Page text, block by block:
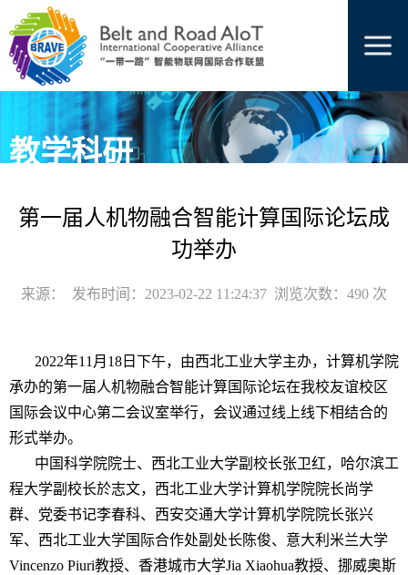
教学科研
第一届人机物融合智能计算国际论坛成
功举办
来源： 发布时间：2023-02-22 11:24:37 浏览次数： 490 次
2022年11 月 18 日下午，由西北工业大学主办，计算机学院
承办的第一届人机物融合智能计算国际论坛在我校友谊校区
国际会议中心第二会议室举行，会议通过线上线下相结合的
形式举办。
中国科学院院士、西北工业大学副校长张卫红，哈尔滨工
程大学副校长於志文，西北工业大学计算机学院院长尚学
群、党委书记李春科、西安交通大学计算机学院院长张兴
军、西北工业大学国际合作处副处长陈俊、意大利米兰大学
Vincenzo Piuri教授、香港城市大学Jia Xiaohua教授、挪威奥斯